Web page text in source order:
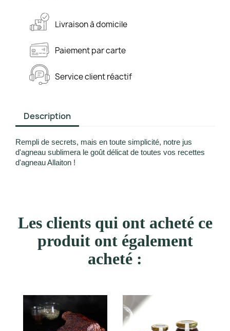
Livraisonà domicile
Paiement par carte
Service client réactif
Description
Rempli de secrets, mais en toute simplicité, notre jus
d'agneau sublimera le goût délicat de toutes vos recettes
d'agneau Allaiton !
Les clients qui ont acheté ce
produit ont également
acheté :